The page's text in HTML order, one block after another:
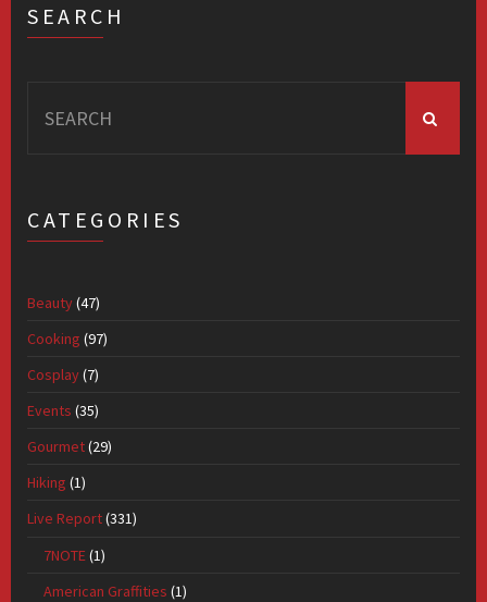
SEARCH
for:
CATEGORIES
Beauty(47)
Cooking (97)
Cosplay(7)
Events (35)
Gourmet(29)
Hiking (1)
Live Report(331)
7NOTE(1)
American Graffities (1)